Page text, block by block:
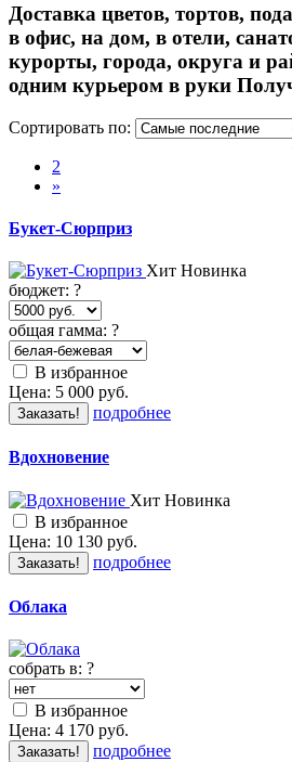
Доставка цветов, тортов,
в офис, на дом, в отели,
курорты, города, округа и
одним курьером в руки
Сортировать по:
2
»
Букет-Сюрприз
Хит Новинка
бюджет: ?
общая гамма: ?
В избранное
Цена: 5 000 руб.
Заказать! подробнее
Вдохновение
Хит Новинка
В избранное
Цена: 10 130 руб.
Заказать! подробнее
Облака
собрать в: ?
В избранное
Цена: 4 170 руб.
Заказать! подробнее